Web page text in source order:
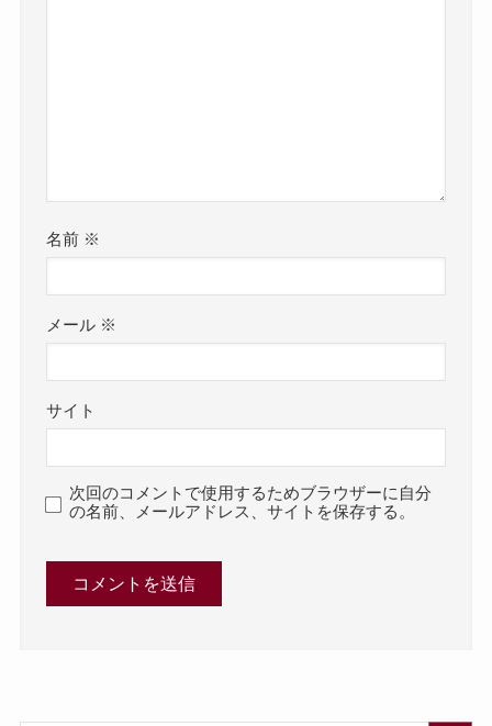
名前 ※
メール ※
サイト
次回のコメントで使用するためブラウザーに自分
の名前、メールアドレス、サイトを保存する。